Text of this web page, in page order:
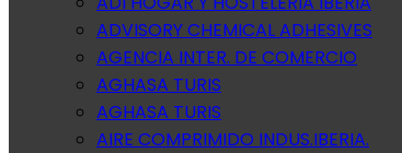
ADVISORY CHEMICAL ADHESIVES
AGENCIA INTER. DE COMERCIO
AGHASA TURIS
AGHASA TURIS
AIRE COMPRIMIDO INDUS.IBERIA.